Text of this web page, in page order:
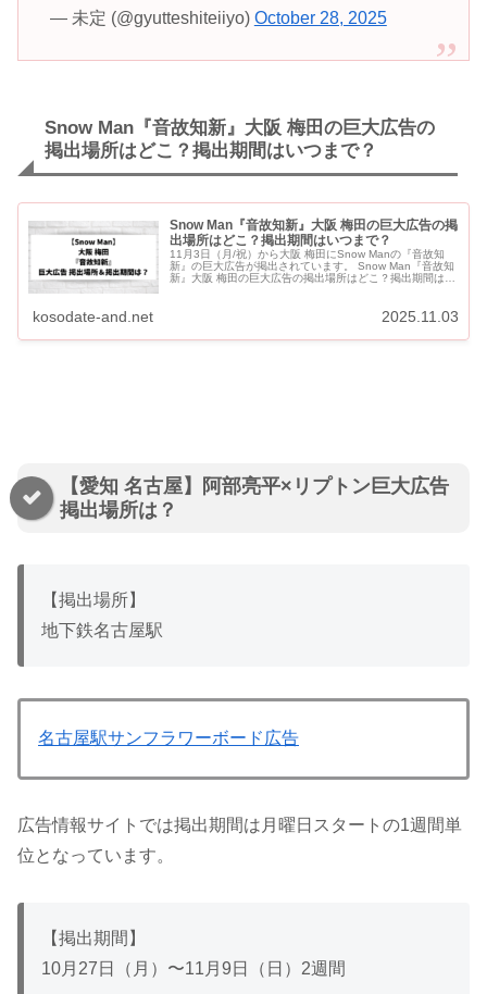
— 未定 (@gyutteshiteiiyo) October 28, 2025
Snow Man『音故知新』大阪 梅田の巨大広告の
掲出場所はどこ？掲出期間はいつまで？
Snow Man『音故知新』大阪 梅田の巨大広告の掲
出場所はどこ？掲出期間はいつまで？
11月3日（月/祝）から大阪 梅田にSnow Manの『音故知
新』の巨大広告が掲出されています。 Snow Man『音故知
新』大阪 梅田の巨大広告の掲出場所はどこ？掲出期間はい
kosodate-and.net 2025.11.03
【愛知 名古屋】阿部亮平×リプトン巨大広告
掲出場所は？
【掲出場所】
地下鉄名古屋駅
名古屋駅サンフラワーボード広告
広告情報サイトでは掲出期間は月曜日スタートの1週間単
位となっています。
【掲出期間】
10月27日（月）〜11月9日（日）2週間